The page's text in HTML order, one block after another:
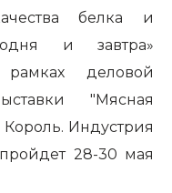
белка и
и завтра»
деловой
"Мясная
Индустрия
28-30 мая